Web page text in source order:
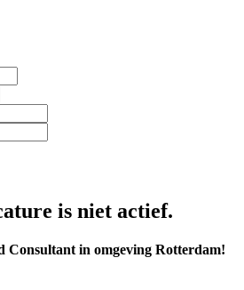
is niet actief.
Consultant in omgeving Rotterdam!